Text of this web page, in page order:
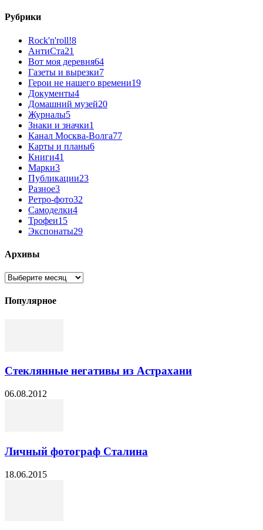
Рубрики
Rock'n'roll!8
АнтиСта21
Вот моя деревня64
Газеты и вырезки7
Герои не нашего времени19
Документы4
Домашний музей20
Журналы5
Знаки и значки1
Канал Москва-Волга77
Карты и планы6
Книги41
Марки3
Публикации23
Разное3
Ретро-фото32
Самоделки4
Трофеи15
Экспонаты29
Архивы
Архивы
Популярное
Стеклянные негативы из Астрахани
06.08.2012
Личный фотограф Сталина
18.06.2015